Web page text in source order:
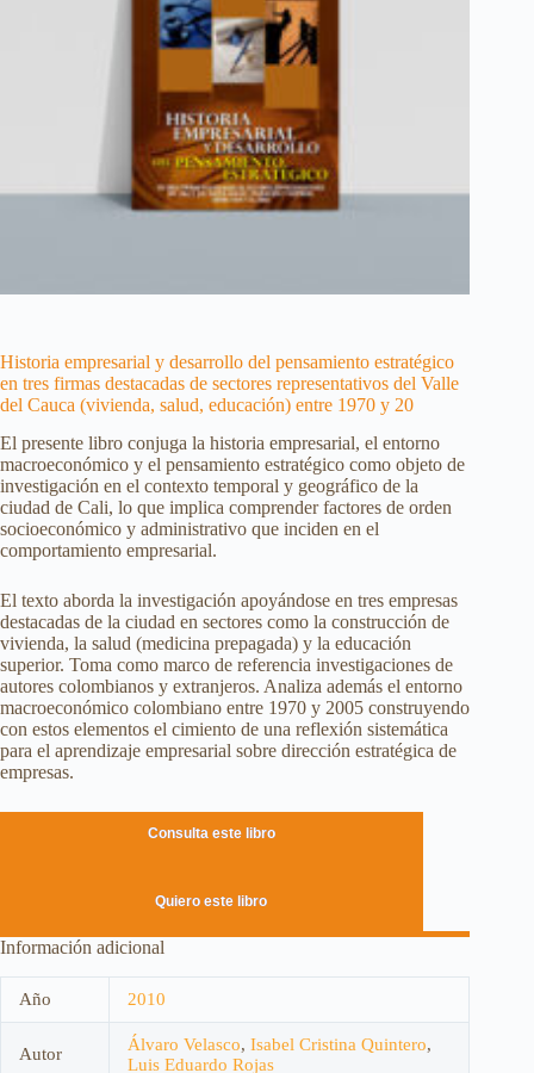
Historia empresarial y desarrollo del pensamiento estratégico
en tres firmas destacadas de sectores representativos del Valle
del Cauca (vivienda, salud, educación) entre 1970 y 20
El presente libro conjuga la historia empresarial, el entorno
macroeconómico y el pensamiento estratégico como objeto de
investigación en el contexto temporal y geográfico de la
ciudad de Cali, lo que implica comprender factores de orden
socioeconómico y administrativo que inciden en el
comportamiento empresarial.
El texto aborda la investigación apoyándose en tres empresas
destacadas de la ciudad en sectores como la construcción de
vivienda, la salud (medicina prepagada) y la educación
superior. Toma como marco de referencia investigaciones de
autores colombianos y extranjeros. Analiza además el entorno
macroeconómico colombiano entre 1970 y 2005 construyendo
con estos elementos el cimiento de una reflexión sistemática
para el aprendizaje empresarial sobre dirección estratégica de
empresas.
Consulta este libro
Quiero este libro
Información adicional
Año 2010
Autor Álvaro Velasco, Isabel Cristina Quintero,
Luis Eduardo Rojas